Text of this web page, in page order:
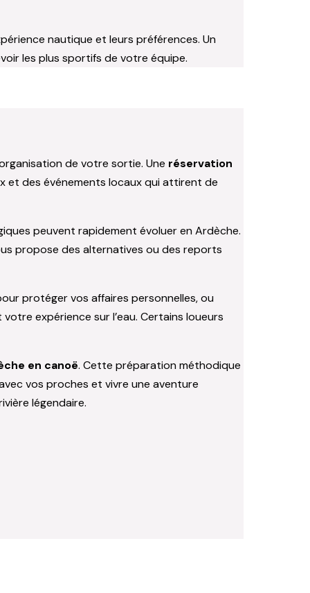
nautique et leurs préférences. Un
les plus sportifs de votre équipe.
de votre sortie. Une réservation
et des événements locaux qui attirent de
peuvent rapidement évoluer en Ardèche.
propose des alternatives ou des reports
protéger vos affaires personnelles, ou
expérience sur l’eau. Certains loueurs
en canoë. Cette préparation méthodique
vos proches et vivre une aventure
légendaire.